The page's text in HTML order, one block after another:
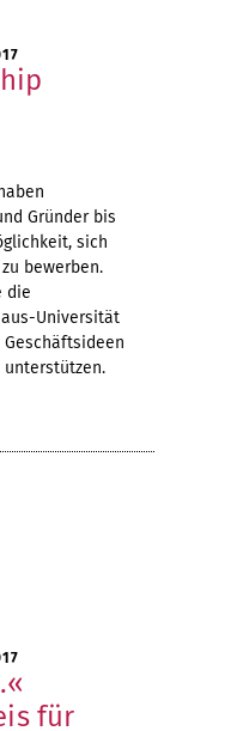
Gründer bis
sich
bewerben.
die
Universität
unterstützen.
für